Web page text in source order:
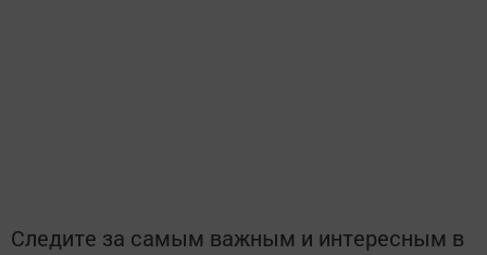
Следите за самым важным и интересным в